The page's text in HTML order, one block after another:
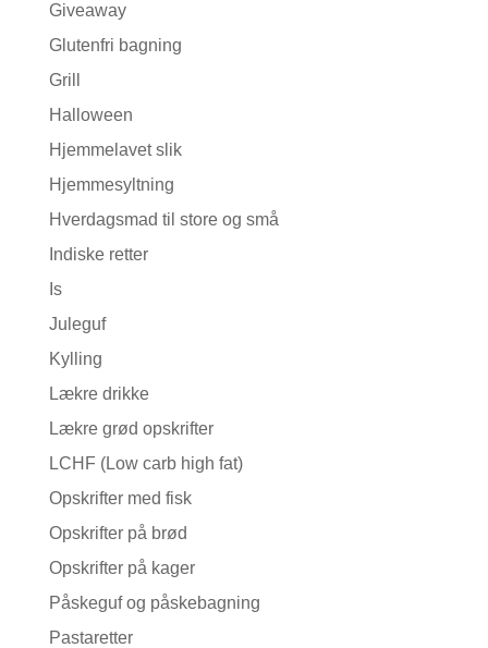
Giveaway
Glutenfri bagning
Grill
Halloween
Hjemmelavet slik
Hjemmesyltning
Hverdagsmad til store og små
Indiske retter
Is
Juleguf
Kylling
Lækre drikke
Lækre grød opskrifter
LCHF (Low carb high fat)
Opskrifter med fisk
Opskrifter på brød
Opskrifter på kager
Påskeguf og påskebagning
Pastaretter